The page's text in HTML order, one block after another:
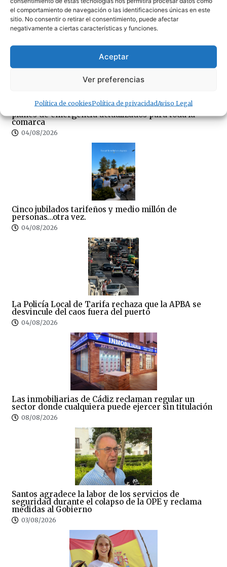
el comportamiento de navegación o las identificaciones únicas en este
sitio. No consentir o retirar el consentimiento, puede afectar
negativamente a ciertas características y funciones.
Aceptar
Ver preferencias
Política de cookiesPolítica de privacidadAviso Legal
· Lo + Leído
AGADEN recuerda los incendios de Tarifa y exige
planes de emergencia actualizados para toda la
comarca
04/08/2026
Cinco jubilados tarifeños y medio millón de
personas…otra vez.
04/08/2026
La Policía Local de Tarifa rechaza que la APBA se
desvincule del caos fuera del puerto
04/08/2026
Las inmobiliarias de Cádiz reclaman regular un
sector donde cualquiera puede ejercer sin titulación
08/08/2026
Santos agradece la labor de los servicios de
seguridad durante el colapso de la OPE y reclama
medidas al Gobierno
03/08/2026